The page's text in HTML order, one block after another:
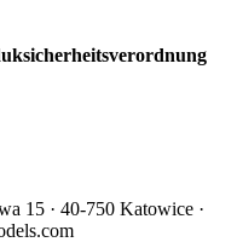
15 · 40-750 Katowice ·